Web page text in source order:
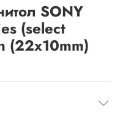
SONY
(select
(22x10mm)